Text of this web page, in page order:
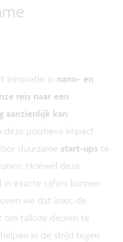
innovatie in nano- en
reis naar een
aanzienlijk kan
deze positieve impact
duurzame start-ups te
Hoewel deze
in exacte cijfers kunnen
we dat imec de
om talloze deuren te
in de strijd tegen